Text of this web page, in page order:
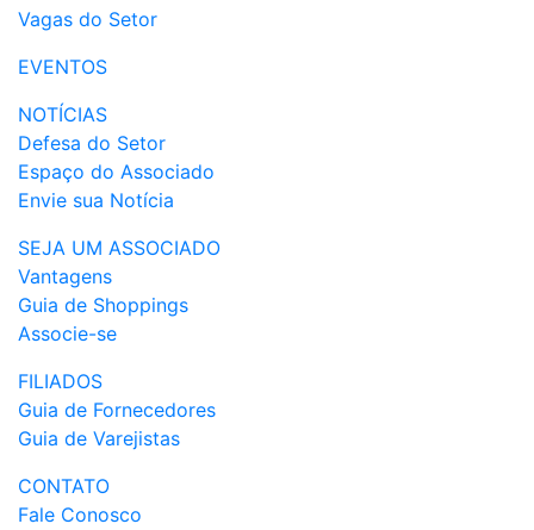
Vagas do Setor
EVENTOS
NOTÍCIAS
Defesa do Setor
Espaço do Associado
Envie sua Notícia
SEJA UM ASSOCIADO
Vantagens
Guia de Shoppings
Associe-se
FILIADOS
Guia de Fornecedores
Guia de Varejistas
CONTATO
Fale Conosco